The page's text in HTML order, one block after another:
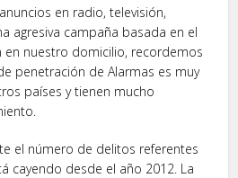
en radio, televisión,
agresiva campaña basada en el
nuestro domicilio, recordemos
penetración de Alarmas es muy
países y tienen mucho
el número de delitos referentes
cayendo desde el año 2012. La